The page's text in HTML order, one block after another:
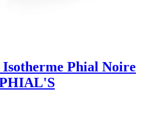
Phial Noire